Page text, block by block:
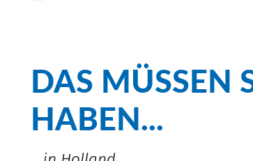
DAS MÜSSEN
HABEN...